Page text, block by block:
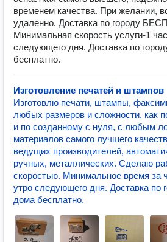
временем качества. При желании,
удаленно. Доставка по городу
Минимальная скорость услуги-1
следующего дня. Доставка по
бесплатно.
Изготовление печатей и штампов
Изготовлю печати, штампы,
любых размеров и сложности, как
и по созданному с нуля, с любым
материалов самого лучшего
ведущих производителей,
ручных, металлических. Сделаю
скоростью. Минимальное время за
утро следующего дня. Доставка по
дома бесплатно.